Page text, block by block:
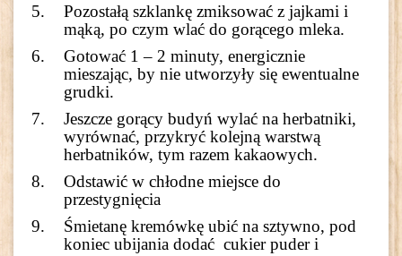
Pozostałą szklankę zmiksować z jajkami i
mąką, po czym wlać do gorącego mleka.
Gotować 1 – 2 minuty, energicznie
mieszając, by nie utworzyły się ewentualne
grudki.
Jeszcze gorący budyń wylać na herbatniki,
wyrównać, przykryć kolejną warstwą
herbatników, tym razem kakaowych.
Odstawić w chłodne miejsce do
przestygnięcia
Śmietanę kremówkę ubić na sztywno, pod
koniec ubijania dodać cukier puder i